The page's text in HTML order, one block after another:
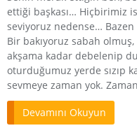
ettiği başkası… Hiçbirimiz
seviyoruz nedense…
Bir bakıyoruz sabah
akşama kadar debelenip
oturduğumuz yerde sızıp
sevmeye zaman yok.
Devamını Okuyun